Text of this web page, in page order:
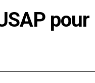
pour